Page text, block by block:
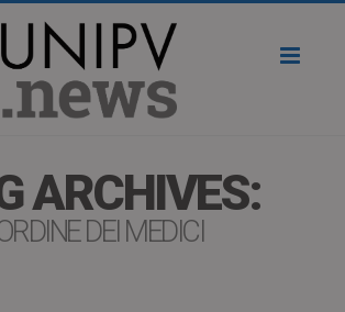
ARCHIVES:
DEI MEDICI